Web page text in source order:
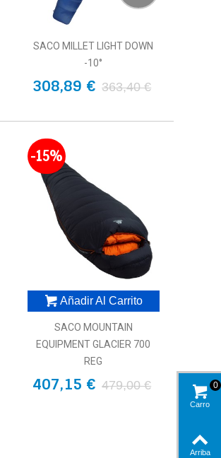
SACO MILLET LIGHT DOWN
-10°
308,89 € 363,40 €
-15%
Añadir Al Carrito
SACO MOUNTAIN
EQUIPMENT GLACIER 700
REG
407,15 € 479,00 €
Carro
0
Arriba